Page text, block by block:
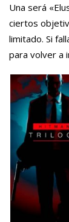
Una será
ciertos
limitado. Si
para volver a